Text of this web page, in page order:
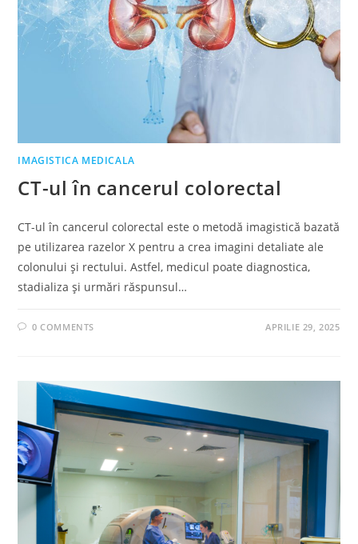
IMAGISTICA MEDICALA
CT-ul în cancerul colorectal
CT-ul în cancerul colorectal este o metodă imagistică bazată
pe utilizarea razelor X pentru a crea imagini detaliate ale
colonului și rectului. Astfel, medicul poate diagnostica,
stadializa și urmări răspunsul…
0 COMMENTS APRILIE 29, 2025